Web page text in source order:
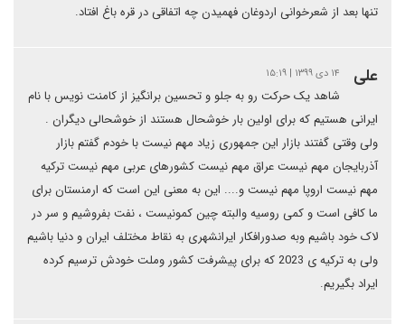
تنها بعد از شعرخوانی اردوغان فهمیدن چه اتفاقی در قره باغ افتاد.
علی ۱۴ دی ۱۳۹۹ | ۱۵:۱۹
شاهد یک حرکت رو به جلو و تحسین برانگیز از کامنت نویس با نام
ایرانی هستیم که برای اولین بار خوشحال هستند از خوشحالی دیگران .
ولی وقتی گفتند بازار این جمهوری زیاد مهم نیست با خودم گفتم بازار
آذربایجان مهم نیست عراق مهم نیست کشورهای عربی مهم نیست ترکیه
مهم نیست اروپا مهم نیست و.... این به معنی این است که ارمنستان برای
ما کافی است و کمی روسیه والبته چین کمونیست ، نفت بفروشیم و سر در
لاک خود باشیم وبه صدورافکار ایرانشهری به نقاط مختلف ایران و دنیا باشیم
ولی به ترکیه ی 2023 که برای پیشرفت کشور وملت خودش ترسیم کرده
ایراد بگیریم.